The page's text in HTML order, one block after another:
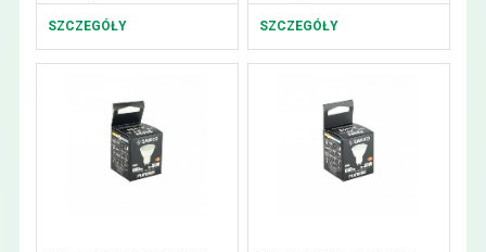
SZCZEGÓŁY SZCZEGÓŁY